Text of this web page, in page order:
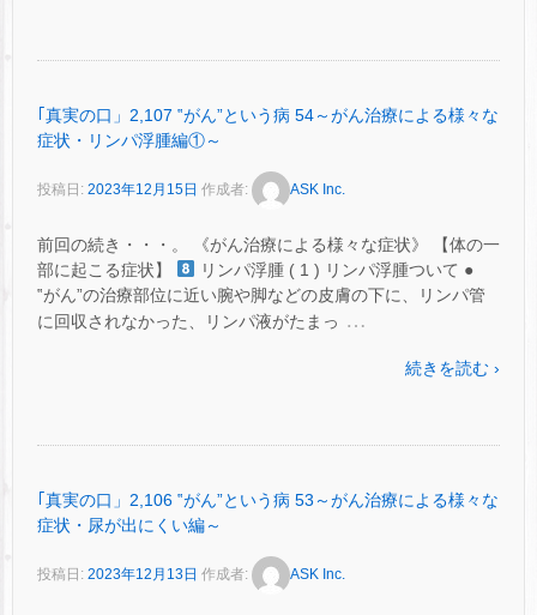
｢真実の口」2,107 ‟がん”という病 54～がん治療による様々な
症状・リンパ浮腫編①～
投稿日: 2023年12月15日 作成者: ASK Inc.
前回の続き・・・。 《がん治療による様々な症状》 【体の一
部に起こる症状】
リンパ浮腫 ( 1 ) リンパ浮腫ついて ●
‟がん”の治療部位に近い腕や脚などの皮膚の下に、リンパ管
に回収されなかった、リンパ液がたまっ …
続きを読む ›
｢真実の口」2,106 ‟がん”という病 53～がん治療による様々な
症状・尿が出にくい編～
投稿日: 2023年12月13日 作成者: ASK Inc.